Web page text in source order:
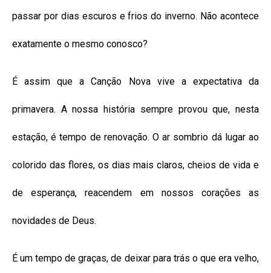
passar por dias escuros e frios do inverno. Não acontece
exatamente o mesmo conosco?
É assim que a Canção Nova vive a expectativa da
primavera. A nossa história sempre provou que, nesta
estação, é tempo de renovação. O ar sombrio dá lugar ao
colorido das flores, os dias mais claros, cheios de vida e
de esperança, reacendem em nossos corações as
novidades de Deus.
É um tempo de graças, de deixar para trás o que era velho,